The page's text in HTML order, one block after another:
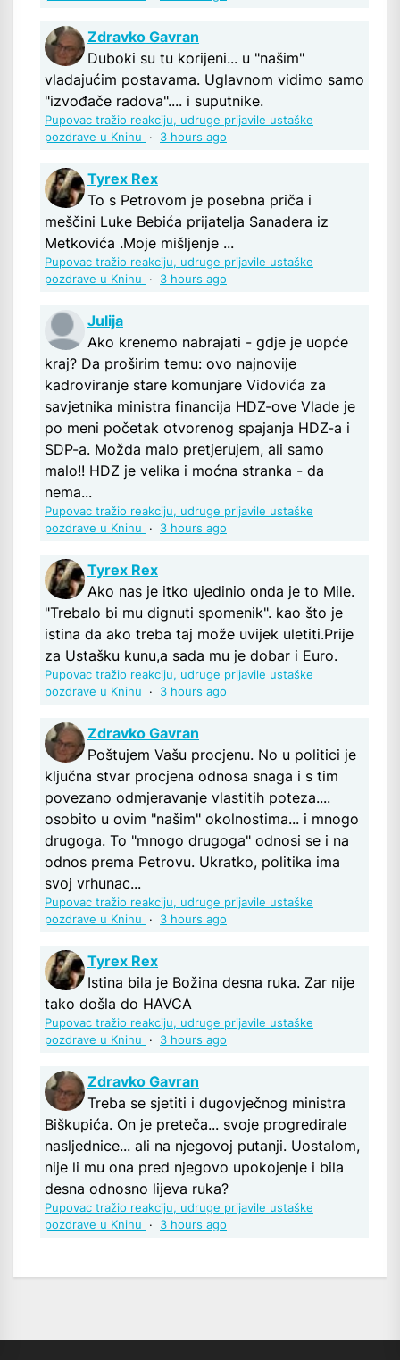
Zdravko Gavran
Duboki su tu korijeni... u "našim"
vladajućim postavama. Uglavnom vidimo samo
"izvođače radova".... i suputnike.
Pupovac tražio reakciju, udruge prijavile ustaške
pozdrave u Kninu
· 3 hours ago
Tyrex Rex
To s Petrovom je posebna priča i
meščini Luke Bebića prijatelja Sanadera iz
Metkovića .Moje mišljenje ...
Pupovac tražio reakciju, udruge prijavile ustaške
pozdrave u Kninu
· 3 hours ago
Julija
Ako krenemo nabrajati - gdje je uopće
kraj? Da proširim temu: ovo najnovije
kadroviranje stare komunjare Vidovića za
savjetnika ministra financija HDZ-ove Vlade je
po meni početak otvorenog spajanja HDZ-a i
SDP-a. Možda malo pretjerujem, ali samo
malo!! HDZ je velika i moćna stranka - da
nema...
Pupovac tražio reakciju, udruge prijavile ustaške
pozdrave u Kninu
· 3 hours ago
Tyrex Rex
Ako nas je itko ujedinio onda je to Mile.
"Trebalo bi mu dignuti spomenik". kao što je
istina da ako treba taj može uvijek uletiti.Prije
za Ustašku kunu,a sada mu je dobar i Euro.
Pupovac tražio reakciju, udruge prijavile ustaške
pozdrave u Kninu
· 3 hours ago
Zdravko Gavran
Poštujem Vašu procjenu. No u politici je
ključna stvar procjena odnosa snaga i s tim
povezano odmjeravanje vlastitih poteza....
osobito u ovim "našim" okolnostima... i mnogo
drugoga. To "mnogo drugoga" odnosi se i na
odnos prema Petrovu. Ukratko, politika ima
svoj vrhunac...
Pupovac tražio reakciju, udruge prijavile ustaške
pozdrave u Kninu
· 3 hours ago
Tyrex Rex
Istina bila je Božina desna ruka. Zar nije
tako došla do HAVCA
Pupovac tražio reakciju, udruge prijavile ustaške
pozdrave u Kninu
· 3 hours ago
Zdravko Gavran
Treba se sjetiti i dugovječnog ministra
Biškupića. On je preteča... svoje progredirale
nasljednice... ali na njegovoj putanji. Uostalom,
nije li mu ona pred njegovo upokojenje i bila
desna odnosno lijeva ruka?
Pupovac tražio reakciju, udruge prijavile ustaške
pozdrave u Kninu
· 3 hours ago